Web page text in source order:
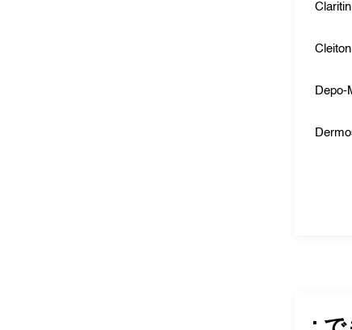
Cleiton
Depo-